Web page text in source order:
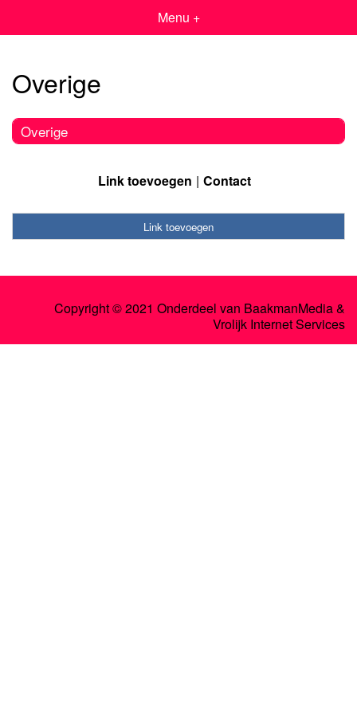
Menu +
Overige
Overige
Link toevoegen Contact
Link toevoegen
Copyright © 2021 Onderdeel van BaakmanMedia&
Vrolijk Internet Services